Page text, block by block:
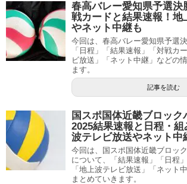
春高バレー愛知県予選決
戦カードと結果速報！地
やネット中継も
今回は、春高バレー愛知県予選
「日程」「結果速報」「対戦カ
ビ放送」「ネット中継」などの
ます。
記事を読む
国スポ国体近畿ブロック
2025結果速報と日程・
波テレビ放送やネット中
今回は、国スポ国体近畿ブロッ
について、「結果速報」「日程
「地上波テレビ放送」「ネット
まとめていきます。